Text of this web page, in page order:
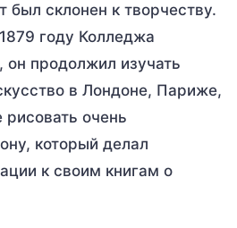
был склонен к творчеству.
году Колледжа
он продолжил изучать
в Лондоне, Париже,
очень
который делал
к своим книгам о